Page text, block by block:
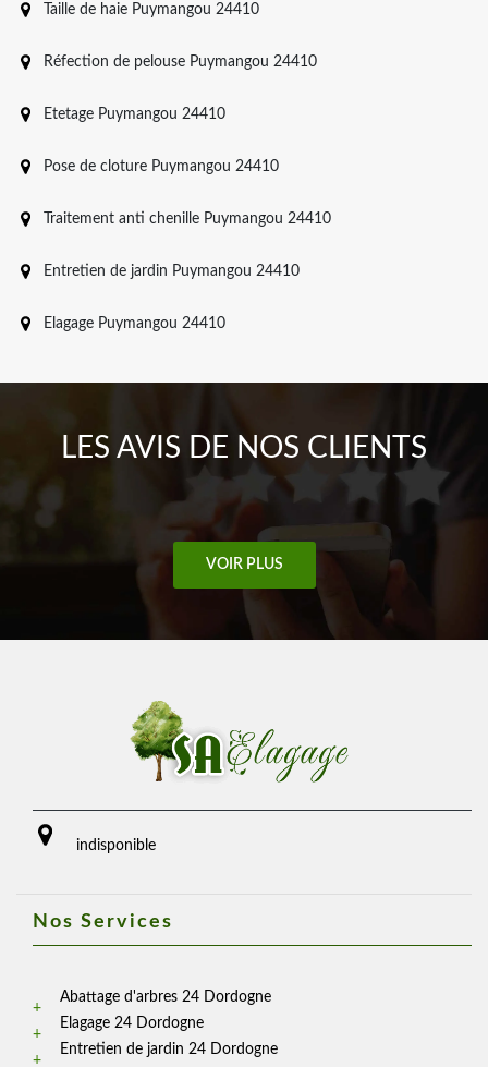
Taille de haie Puymangou 24410
Réfection de pelouse Puymangou 24410
Etetage Puymangou 24410
Pose de cloture Puymangou 24410
Traitement anti chenille Puymangou 24410
Entretien de jardin Puymangou 24410
Elagage Puymangou 24410
LES AVIS DE NOS CLIENTS
VOIR PLUS
indisponible
Nos Services
Abattage d'arbres 24 Dordogne
Elagage 24 Dordogne
Entretien de jardin 24 Dordogne